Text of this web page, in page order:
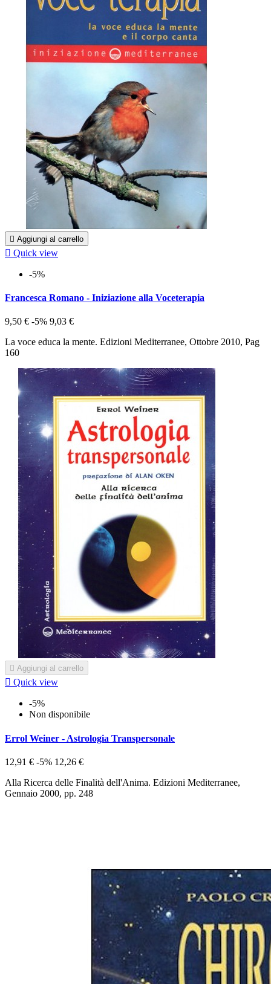
 Aggiungi al carrello
 Quick view
-5%
Francesca Romano - Iniziazione alla Voceterapia
9,50 € -5% 9,03 €
La voce educa la mente. Edizioni Mediterranee, Ottobre 2010, Pag
160
 Aggiungi al carrello
 Quick view
-5%
Non disponibile
Errol Weiner - Astrologia Transpersonale
12,91 € -5% 12,26 €
Alla Ricerca delle Finalità dell'Anima. Edizioni Mediterranee,
Gennaio 2000, pp. 248